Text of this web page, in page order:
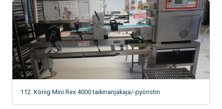
112. König Mini Rex 4000 taikinanjakaja/-pyöristin